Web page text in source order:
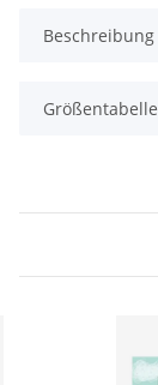
Beschreibung
Größentabelle